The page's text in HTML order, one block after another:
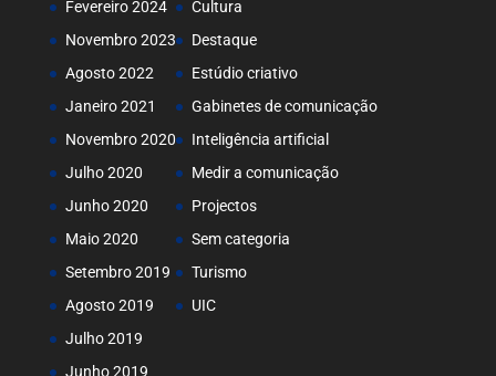
Fevereiro 2024
Novembro 2023
Agosto 2022
Janeiro 2021
Novembro 2020
Julho 2020
Junho 2020
Maio 2020
Setembro 2019
Agosto 2019
Julho 2019
Junho 2019
Cultura
Destaque
Estúdio criativo
Gabinetes de comunicação
Inteligência artificial
Medir a comunicação
Projectos
Sem categoria
Turismo
UIC